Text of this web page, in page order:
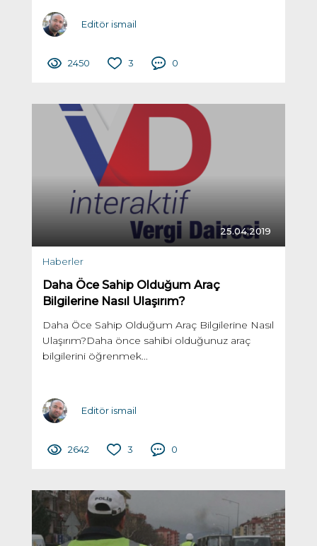
Editör ismail
2450 3 0
25.04.2019
Haberler
Daha Öce Sahip Olduğum Araç
Bilgilerine Nasıl Ulaşırım?
Daha Öce Sahip Olduğum Araç Bilgilerine Nasıl
Ulaşırım?Daha önce sahibi olduğunuz araç
bilgilerini öğrenmek...
Editör ismail
2642 3 0